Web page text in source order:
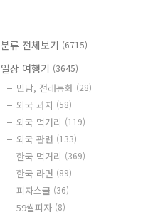
분류 전체보기 (6715)
일상 여행기 (3645)
민담, 전래동화 (28)
외국 과자 (58)
외국 먹거리 (119)
외국 관련 (133)
한국 먹거리 (369)
한국 라면 (89)
피자스쿨 (36)
59쌀피자 (8)